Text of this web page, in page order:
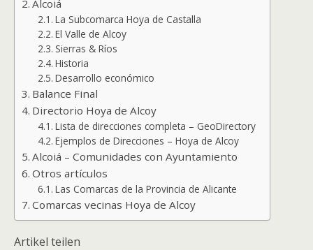
Alcoiá
La Subcomarca Hoya de Castalla
El Valle de Alcoy
Sierras & Ríos
Historia
Desarrollo económico
Balance Final
Directorio Hoya de Alcoy
Lista de direcciones completa – GeoDirectory
Ejemplos de Direcciones – Hoya de Alcoy
Alcoiá – Comunidades con Ayuntamiento
Otros artículos
Las Comarcas de la Provincia de Alicante
Comarcas vecinas Hoya de Alcoy
Artikel teilen